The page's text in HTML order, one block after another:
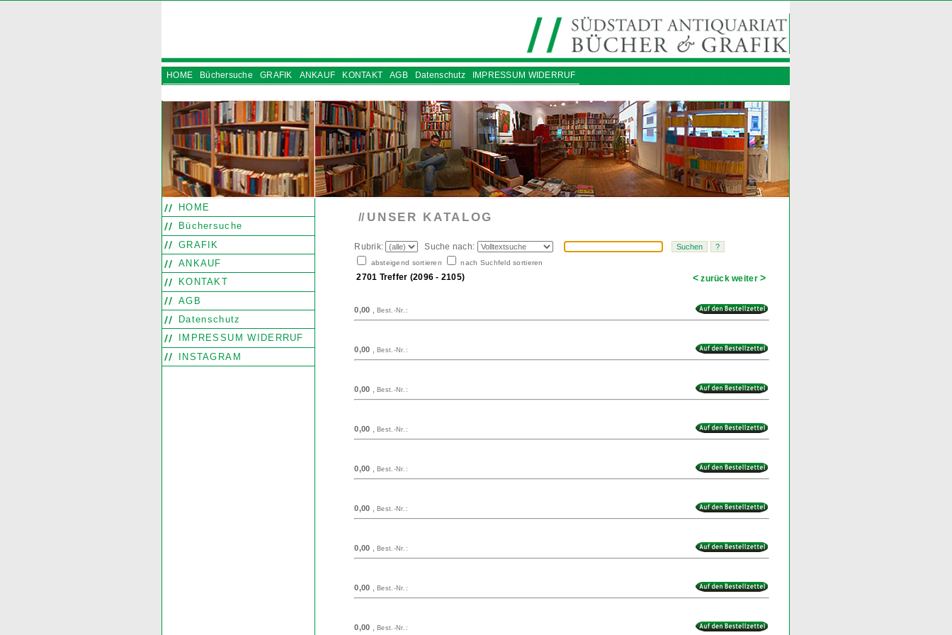
HOME Büchersuche GRAFIK ANKAUF KONTAKT AGB Datenschutz
IMPRESSUM WIDERRUF
HOME
Büchersuche
GRAFIK
ANKAUF
KONTAKT
AGB
Datenschutz
IMPRESSUM WIDERRUF
INSTAGRAM
// UNSER KATALOG
Rubrik: Suche nach:
absteigend sortieren nach Suchfeld sortieren
2701 Treffer (2096 - 2105) < zurück weiter>
0,00 ,Best.-Nr.:
0,00 ,Best.-Nr.:
0,00 ,Best.-Nr.:
0,00 ,Best.-Nr.:
0,00 ,Best.-Nr.:
0,00 ,Best.-Nr.:
0,00 ,Best.-Nr.:
0,00 ,Best.-Nr.:
0,00 ,Best.-Nr.: